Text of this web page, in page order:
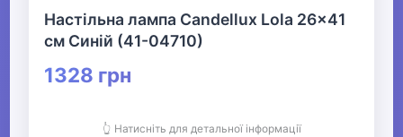
Настільна лампа Candellux Lola 26x41
см Синій (41-04710)
1328 грн
👆 Натисніть для детальної інформації